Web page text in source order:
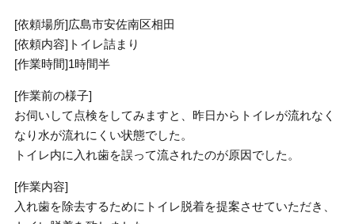
[依頼場所]広島市安佐南区相田
[依頼内容]トイレ詰まり
[作業時間]1時間半
[作業前の様子]
お伺いして点検をしてみますと、昨日からトイレが流れなく
なり水が流れにくい状態でした。
トイレ内に入れ歯を誤って流されたのが原因でした。
[作業内容]
入れ歯を除去するためにトイレ脱着を提案させていただき、